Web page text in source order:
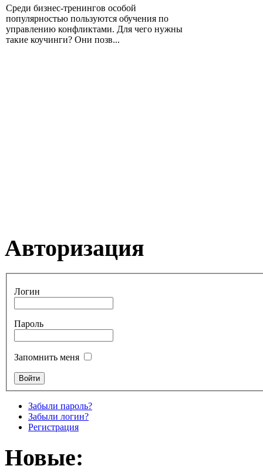
Среди бизнес-тренингов особой
популярностью пользуются обучения по
управлению конфликтами. Для чего нужны
такие коучинги? Они позв...
Авторизация
Логин
Пароль
Запомнить меня
Забыли пароль?
Забыли логин?
Регистрация
Новые: